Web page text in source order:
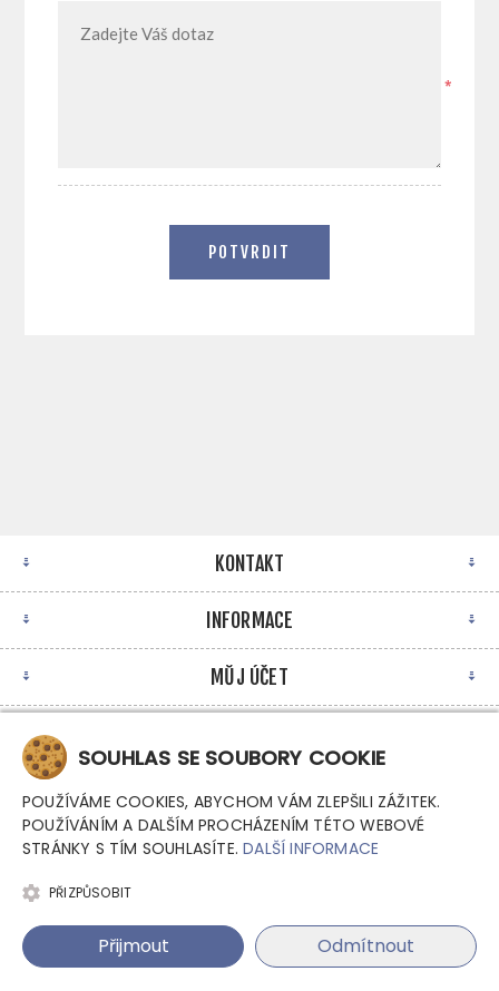
*
POTVRDIT
KONTAKT
INFORMACE
MŮJ ÚČET
Všechna práva vyhrazena.
SOUHLAS SE SOUBORY COOKIE
POUŽÍVÁME COOKIES, ABYCHOM VÁM ZLEPŠILI ZÁŽITEK.
POUŽÍVÁNÍM A DALŠÍM PROCHÁZENÍM TÉTO WEBOVÉ
STRÁNKY S TÍM SOUHLASÍTE.DALŠÍ INFORMACE
PŘIZPŮSOBIT
Přijmout Odmítnout